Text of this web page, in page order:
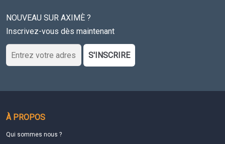
NOUVEAU SUR AXIMÈ ?
Inscrivez-vous dès maintenant
S'INSCRIRE
À PROPOS
Qui sommes nous ?